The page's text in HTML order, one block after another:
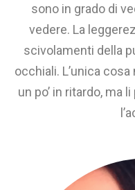
sono in grado di
vedere. La
scivolamenti della
occhiali. L’unica
un po’ in ritardo, ma